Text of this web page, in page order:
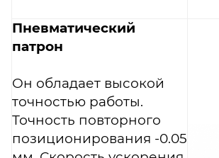
Пневматический
патрон
Он обладает высокой
точностью работы.
Точность повторного
позиционирования -0.05